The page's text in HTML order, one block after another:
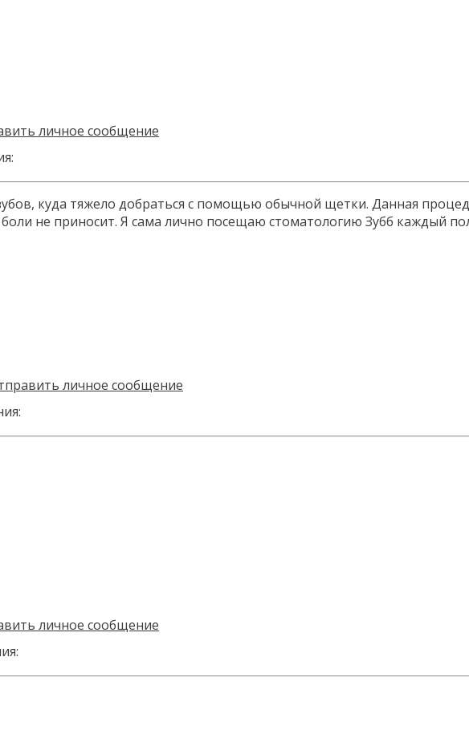
куда тяжело добраться с помощью обычной щетки. Данная
не приносит. Я сама лично посещаю стоматологию Зубб